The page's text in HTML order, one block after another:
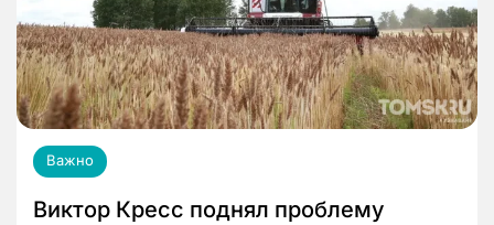
Важно
Виктор Кресс поднял проблему